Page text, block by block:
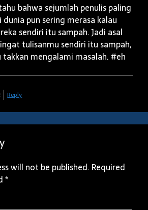
bahwa sejumlah penulis paling
pun sering merasa kalau
sendiri itu sampah. Jadi asal
tulisanmu sendiri itu sampah,
takkan mengalami masalah. #eh
Reply
will not be published. Required
*